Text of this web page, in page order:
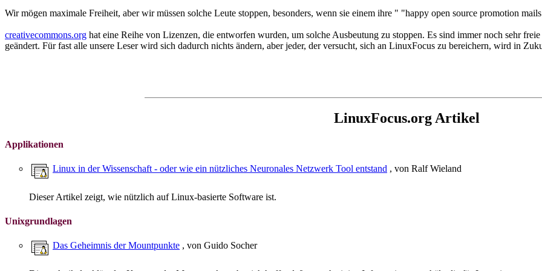
Wir mögen maximale Freiheit, aber wir müssen solche Leute stoppen, besonders, wenn sie einem ihre " "happy open source promotion
creativecommons.org hat eine Reihe von Lizenzen, die entworfen wurden, um solche Ausbeutung zu stoppen. Es sind immer noch sehr
geändert. Für fast alle unsere Leser wird sich dadurch nichts ändern, aber jeder, der versucht, sich an LinuxFocus zu bereichern, wird in
LinuxFocus.org Artikel
Applikationen
Linux in der Wissenschaft - oder wie ein nützliches Neuronales Netzwerk Tool entstand , von Ralf Wieland
Dieser Artikel zeigt, wie nützlich auf Linux-basierte Software ist.
Unixgrundlagen
Das Geheimnis der Mountpunkte , von Guido Socher